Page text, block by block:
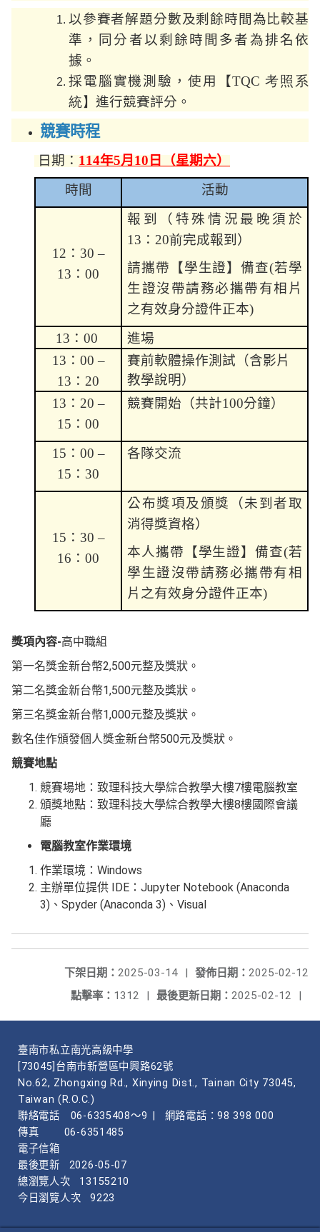
以參賽者解題分數及剩餘時間為比較基
準，同分者以剩餘時間多者為排名依
據。
採電腦實機測驗，使用【TQC考照系
統】 進行競賽評分。
競賽時程
日期： 114年5月 10 日（星期六）
時間
活動
12 ： 30 –
13 ： 00
報到（特殊情況最晚須於
13 ： 20前完成報到）
請攜帶【學生證】備查(若學
生證沒帶請務必攜帶有相片
之有效身分證件正本)
13 ： 00
進場
13 ： 00 –
13 ： 20
賽前軟體操作測試（含影片
教學說明）
13 ： 20 –
15 ： 00
競賽開始 （共計100分鐘）
15 ： 00 –
15 ： 30
各隊交流
15 ： 30 –
16 ： 00
公布獎項及頒獎（未到者取
消得獎資格）
本人攜帶【學生證】備查(若
學生證沒帶請務必攜帶有相
片之有效身分證件正本)
獎項內容-高中職組
第一名獎金新台幣2,500元整及獎狀。
第二名獎金新台幣1,500元整及獎狀。
第三名獎金新台幣1,000元整及獎狀。
數名佳作頒發個人獎金新台幣500元及獎狀。
競賽地點
競賽場地：致理科技大學綜合教學大樓7樓電腦教室
頒獎地點：致理科技大學綜合教學大樓8樓國際會議
廳
電腦教室作業環境
作業環境：Windows
主辦單位提供 IDE：Jupyter Notebook (Anaconda
3)、Spyder (Anaconda 3)、Visual
發佈日期： 2025-02-12
下架日期： 2025-03-14
|
最後更新日期： 2025-02-12 |
點擊率： 1312 |
臺南市私立南光高級中學
[73045]台南市新營區中興路62號
No.62, Zhongxing Rd., Xinying Dist., Tainan City 73045,
Taiwan (R.O.C.)
聯絡電話
06-6335408～9
網路電話：98 398 000
傳真
06-6351485
電子信箱
最後更新
2026-05-07
總瀏覽人次
13155210
今日瀏覽人次
9223